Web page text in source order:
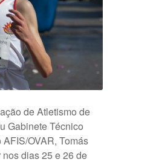
de Atletismo de
Gabinete Técnico
OVAR, Tomás
dias 25 e 26 de